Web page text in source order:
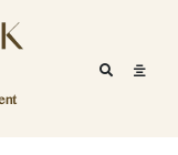
Mobile